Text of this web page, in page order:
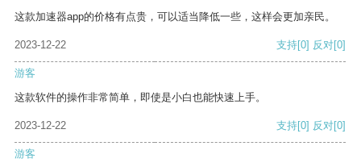
这款加速器app的价格有点贵，可以适当降低一些，这样会更加亲民。
2023-12-22 支持[0] 反对[0]
游客
这款软件的操作非常简单，即使是小白也能快速上手。
2023-12-22 支持[0] 反对[0]
游客